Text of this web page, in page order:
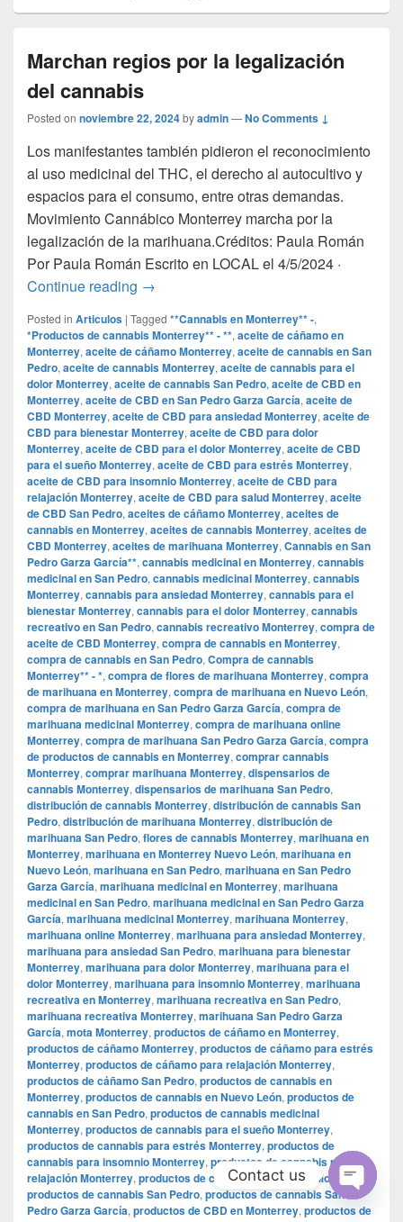
Marchan regios por la legalización
del cannabis
Posted on noviembre 22, 2024byadmin—No Comments ↓
Los manifestantes también pidieron el reconocimiento
al uso medicinal del THC, el derecho al autocultivo y
espacios para el consumo, entre otras demandas.
Movimiento Cannábico Monterrey marcha por la
legalización de la marihuana.Créditos: Paula Román
Por Paula Román Escrito en LOCAL el 4/5/2024 ·
Continue reading Marchan regios por la legalización del
→
Posted in Articulos | Tagged **Cannabis en Monterrey** -,
*Productos de cannabis Monterrey** - **, aceite de cáñamo en
Monterrey, aceite de cáñamo Monterrey, aceite de cannabis en San
Pedro, aceite de cannabis Monterrey, aceite de cannabis para el
dolor Monterrey, aceite de cannabis San Pedro, aceite de CBD en
Monterrey, aceite de CBD en San Pedro Garza García, aceite de
CBD Monterrey, aceite de CBD para ansiedad Monterrey, aceite de
CBD para bienestar Monterrey, aceite de CBD para dolor
Monterrey, aceite de CBD para el dolor Monterrey, aceite de CBD
para el sueño Monterrey, aceite de CBD para estrés Monterrey,
aceite de CBD para insomnio Monterrey, aceite de CBD para
relajación Monterrey, aceite de CBD para salud Monterrey, aceite
de CBD San Pedro, aceites de cáñamo Monterrey, aceites de
cannabis en Monterrey, aceites de cannabis Monterrey, aceites de
CBD Monterrey, aceites de marihuana Monterrey, Cannabis en San
Pedro Garza García**, cannabis medicinal en Monterrey, cannabis
medicinal en San Pedro, cannabis medicinal Monterrey, cannabis
Monterrey, cannabis para ansiedad Monterrey, cannabis para el
bienestar Monterrey, cannabis para el dolor Monterrey, cannabis
recreativo en San Pedro, cannabis recreativo Monterrey, compra de
aceite de CBD Monterrey, compra de cannabis en Monterrey,
compra de cannabis en San Pedro, Compra de cannabis
Monterrey** - *, compra de flores de marihuana Monterrey, compra
de marihuana en Monterrey, compra de marihuana en Nuevo León,
compra de marihuana en San Pedro Garza García, compra de
marihuana medicinal Monterrey, compra de marihuana online
Monterrey, compra de marihuana San Pedro Garza García, compra
de productos de cannabis en Monterrey, comprar cannabis
Monterrey, comprar marihuana Monterrey, dispensarios de
cannabis Monterrey, dispensarios de marihuana San Pedro,
distribución de cannabis Monterrey, distribución de cannabis San
Pedro, distribución de marihuana Monterrey, distribución de
marihuana San Pedro, flores de cannabis Monterrey, marihuana en
Monterrey, marihuana en Monterrey Nuevo León, marihuana en
Nuevo León, marihuana en San Pedro, marihuana en San Pedro
Garza García, marihuana medicinal en Monterrey, marihuana
medicinal en San Pedro, marihuana medicinal en San Pedro Garza
García, marihuana medicinal Monterrey, marihuana Monterrey,
marihuana online Monterrey, marihuana para ansiedad Monterrey,
marihuana para ansiedad San Pedro, marihuana para bienestar
Monterrey, marihuana para dolor Monterrey, marihuana para el
dolor Monterrey, marihuana para insomnio Monterrey, marihuana
recreativa en Monterrey, marihuana recreativa en San Pedro,
marihuana recreativa Monterrey, marihuana San Pedro Garza
García, mota Monterrey, productos de cáñamo en Monterrey,
productos de cáñamo Monterrey, productos de cáñamo para estrés
Monterrey, productos de cáñamo para relajación Monterrey,
productos de cáñamo San Pedro, productos de cannabis en
Monterrey, productos de cannabis en Nuevo León, productos de
cannabis en San Pedro, productos de cannabis medicinal
Monterrey, productos de cannabis para el sueño Monterrey,
productos de cannabis para estrés Monterrey, productos de
cannabis para insomnio Monterrey, productos de cannabis para
relajación Monterrey, productos de cannabis para salud Monterrey
productos de cannabis San Pedro, productos de cannabis San
Pedro Garza García, productos de CBD en Monterrey, productos de
Contact us
Open